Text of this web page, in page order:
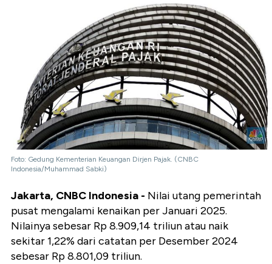
Foto: Gedung Kementerian Keuangan Dirjen Pajak. (CNBC
Indonesia/Muhammad Sabki)
Jakarta, CNBC Indonesia - Nilai utang pemerintah
pusat mengalami kenaikan per Januari 2025.
Nilainya sebesar Rp 8.909,14 triliun atau naik
sekitar 1,22% dari catatan per Desember 2024
sebesar Rp 8.801,09 triliun.